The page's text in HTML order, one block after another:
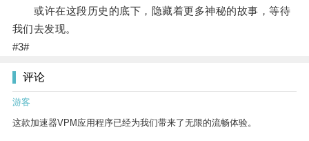
或许在这段历史的底下，隐藏着更多神秘的故事，等待
我们去发现。
#3#
评论
游客
这款加速器VPM应用程序已经为我们带来了无限的流畅体验。